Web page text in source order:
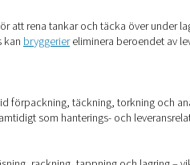
av högtrycksflaskor
på plats gör